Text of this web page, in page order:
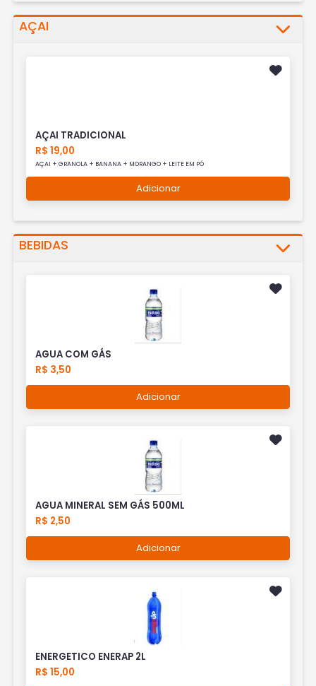
AÇAI
AÇAI TRADICIONAL
R$ 19,00
AÇAI + GRANOLA + BANANA + MORANGO + LEITE EM PÓ
Adicionar
BEBIDAS
AGUA COM GÁS
R$ 3,50
Adicionar
AGUA MINERAL SEM GÁS 500ML
R$ 2,50
Adicionar
ENERGETICO ENERAP 2L
R$ 15,00